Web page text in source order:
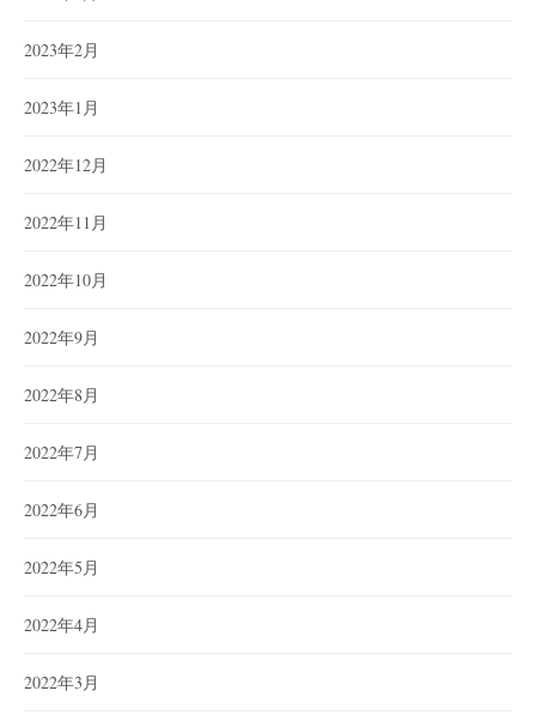
2023年2月
2023年1月
2022年12月
2022年11月
2022年10月
2022年9月
2022年8月
2022年7月
2022年6月
2022年5月
2022年4月
2022年3月